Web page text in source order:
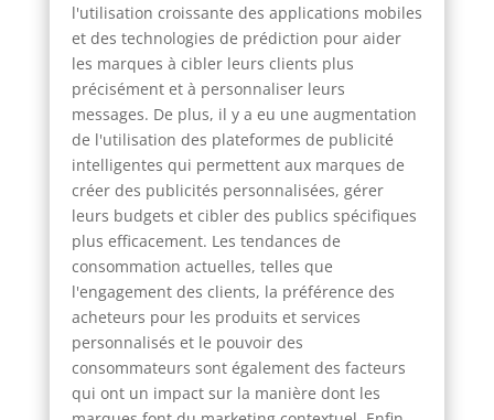
l'utilisation croissante des applications mobiles
et des technologies de prédiction pour aider
les marques à cibler leurs clients plus
précisément et à personnaliser leurs
messages. De plus, il y a eu une augmentation
de l'utilisation des plateformes de publicité
intelligentes qui permettent aux marques de
créer des publicités personnalisées, gérer
leurs budgets et cibler des publics spécifiques
plus efficacement. Les tendances de
consommation actuelles, telles que
l'engagement des clients, la préférence des
acheteurs pour les produits et services
personnalisés et le pouvoir des
consommateurs sont également des facteurs
qui ont un impact sur la manière dont les